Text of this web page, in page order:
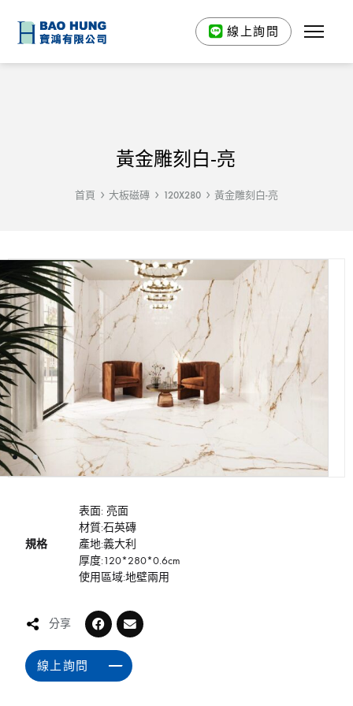
線上詢問
黃金雕刻白-亮
首頁 大板磁磚 120X280 黃金雕刻白-亮
規格
表面: 亮面
材質:石英磚
產地:義大利
厚度:120*280*0.6cm
使用區域:地壁兩用
分享
線上詢問